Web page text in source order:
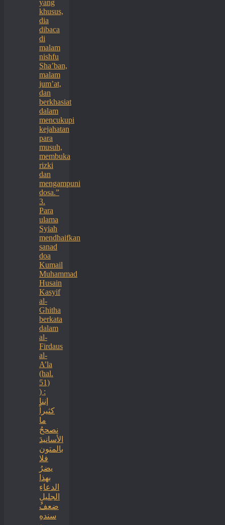
yang
khusus,
dia
dibaca
di
malam
nishfu
Sha’ban,
malam
jum’at,
dan
berkhasiat
dalam
mencukupi
kejahatan
para
musuh,
membuka
rizki
dan
mengampuni
dosa.”
3.
Para
ulama
Syiah
mendhaifkan
sanad
doa
Kumail
Muhammad
Husain
Kasyif
al-
Ghitha
berkata
dalam
al-
Firdaus
al-
A’la
(hal.
51)
) :
إننا
كثيراً
ما
نصححُ
الأسانيدَ
بالمتون
فلا
يضرُ
بهذا
الدعاءِ
الجليلِ
ضعفُ
سندهِ